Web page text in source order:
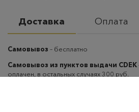
Доставка Оплата
Самовывоз – бесплатно
Самовывоз из пунктов выдачи CDEK
оплачен, в остальных случаях 300 руб.